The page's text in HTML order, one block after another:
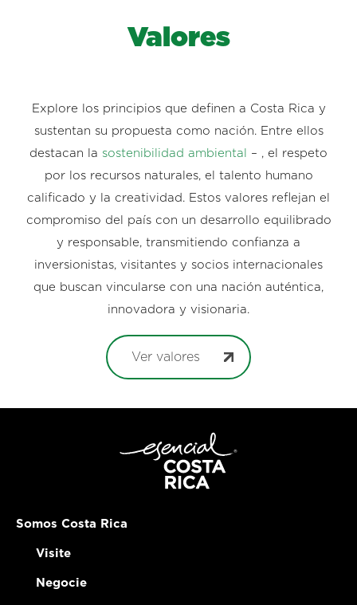
Valores
Explore los principios que definen a Costa Rica y
sustentan su propuesta como nación. Entre ellos
destacan la sostenibilidad ambiental
– , el respeto
por los recursos naturales, el talento humano
calificado y la creatividad. Estos valores reflejan el
compromiso del país con un desarrollo equilibrado
y responsable, transmitiendo confianza a
inversionistas, visitantes y socios internacionales
que buscan vincularse con una nación auténtica,
innovadora y visionaria.
Ver valores
Somos Costa Rica
Visite
Negocie